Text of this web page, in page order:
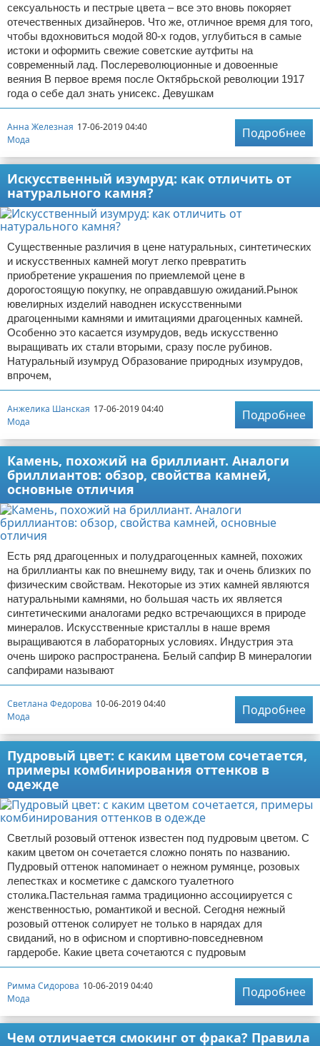
сексуальность и пестрые цвета – все это вновь покоряет
отечественных дизайнеров. Что же, отличное время для того,
чтобы вдохновиться модой 80-х годов, углубиться в самые
истоки и оформить свежие советские аутфиты на
современный лад. Послереволюционные и довоенные
веяния В первое время после Октябрьской революции 1917
года о себе дал знать унисекс. Девушкам
Анна Железная 17-06-2019 04:40
Мода
Подробнее
Искусственный изумруд: как отличить от
натурального камня?
Существенные различия в цене натуральных, синтетических
и искусственных камней могут легко превратить
приобретение украшения по приемлемой цене в
дорогостоящую покупку, не оправдавшую ожиданий.Рынок
ювелирных изделий наводнен искусственными
драгоценными камнями и имитациями драгоценных камней.
Особенно это касается изумрудов, ведь искусственно
выращивать их стали вторыми, сразу после рубинов.
Натуральный изумруд Образование природных изумрудов,
впрочем,
Анжелика Шанская 17-06-2019 04:40
Мода
Подробнее
Камень, похожий на бриллиант. Аналоги
бриллиантов: обзор, свойства камней,
основные отличия
Есть ряд драгоценных и полудрагоценных камней, похожих
на бриллианты как по внешнему виду, так и очень близких по
физическим свойствам. Некоторые из этих камней являются
натуральными камнями, но большая часть их является
синтетическими аналогами редко встречающихся в природе
минералов. Искусственные кристаллы в наше время
выращиваются в лабораторных условиях. Индустрия эта
очень широко распространена. Белый сапфир В минералогии
сапфирами называют
Светлана Федорова 10-06-2019 04:40
Мода
Подробнее
Пудровый цвет: с каким цветом сочетается,
примеры комбинирования оттенков в
одежде
Светлый розовый оттенок известен под пудровым цветом. С
каким цветом он сочетается сложно понять по названию.
Пудровый оттенок напоминает о нежном румянце, розовых
лепестках и косметике с дамского туалетного
столика.Пастельная гамма традиционно ассоциируется с
женственностью, романтикой и весной. Сегодня нежный
розовый оттенок солирует не только в нарядах для
свиданий, но в офисном и спортивно-повседневном
гардеробе. Какие цвета сочетаются с пудровым
Римма Сидорова 10-06-2019 04:40
Мода
Подробнее
Чем отличается смокинг от фрака? Правила